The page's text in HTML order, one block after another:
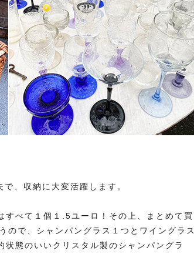
、収納に大変活躍します。
すべて１個１.5ユーロ！その上、まとめて買
ので、シャンパングラス１つとワイングラス
態のいいクリスタル製のシャンパングラ